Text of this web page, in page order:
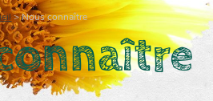
>Nous connaître